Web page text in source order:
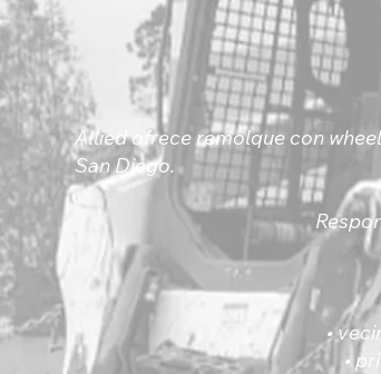
Allied ofrece remolque con
San Diego.
•
•